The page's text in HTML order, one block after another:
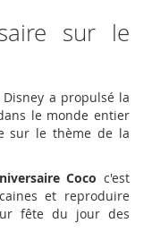
sur le
a propulsé la
le monde entier
sur le thème de la
Coco c'est
et reproduire
fête du jour des